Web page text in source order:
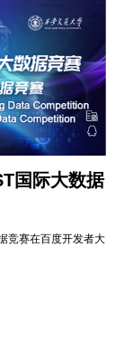
国际大数据
竞赛在百度开发者大